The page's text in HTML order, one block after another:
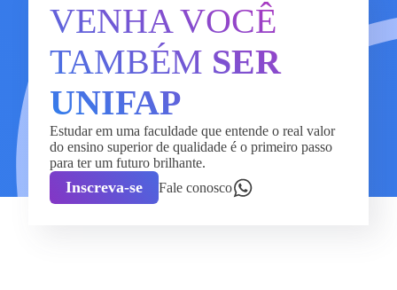
VENHA VOCÊ
TAMBÉM SER
UNIFAP
Estudar em uma faculdade que entende o real valor
do ensino superior de qualidade é o primeiro passo
para ter um futuro brilhante.
Inscreva-se Fale conosco